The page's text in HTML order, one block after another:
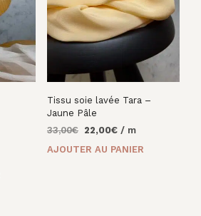
Tissu soie lavée Tara –
Jaune Pâle
33,00€
Le
22,00€Le/ m
AJOUTER AU PANIER